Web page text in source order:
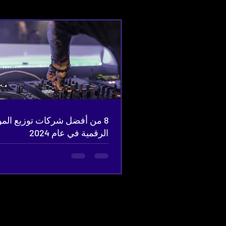
8 من أفضل شركات توزيع
الرقمية في عام 2024